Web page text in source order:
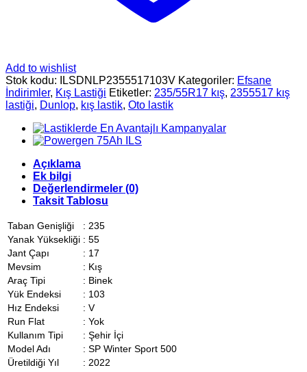
Add to wishlist
Stok kodu:
ILSDNLP2355517103V Kategoriler: Efsane
İndirimler, Kış Lastiği Etiketler: 235/55R17 kış, 2355517 kış
lastiği, Dunlop, kış lastik, Oto lastik
Açıklama
Ek bilgi
Değerlendirmeler (0)
Taksit Tablosu
Taban Genişliği : 235
Yanak Yüksekliği : 55
Jant Çapı
: 17
Mevsim
: Kış
Araç Tipi
: Binek
Yük Endeksi
: 103
Hız Endeksi
: V
Run Flat
: Yok
Kullanım Tipi
: Şehir İçi
Model Adı
: SP Winter Sport 500
Üretildiği Yıl
: 2022